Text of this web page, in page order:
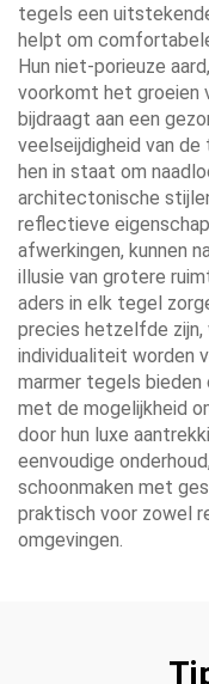
tegels een
helpt om
Hun niet-porieuze
voorkomt het groeien
bijdraagt aan een
veelseijdigheid van
hen in staat om
architectonische
reflectieve
afwerkingen, kunnen
illusie van grotere
aders in elk tegel
precies hetzelfde
individualiteit worden
marmer tegels bieden
met de mogelijkheid
door hun luxe
eenvoudige
schoonmaken met
praktisch voor zowel
omgevingen.